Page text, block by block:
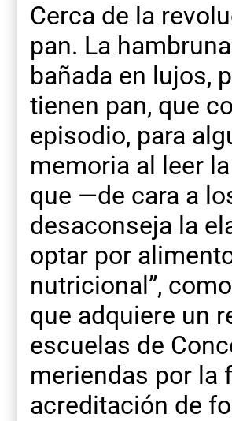
Cerca de la
pan. La
bañada en lujos,
tienen pan, que
episodio, para
memoria al leer
que —de cara a
desaconseja la
optar por
nutricional”,
que adquiere un
escuelas de
meriendas por la
acreditación de